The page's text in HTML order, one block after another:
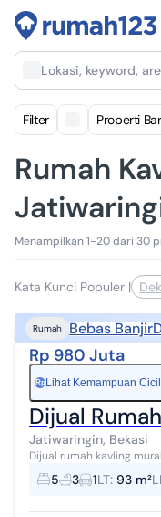
Lokasi, keyword,
Filter Properti
Rumah
Menampilkan 1-20 dari 30
Kata Kunci Populer |
Rumah Bebas Banjir
Rp 980 Juta
Rp Lihat Kemampuan
Dijual
Jatiwaringin, Bekasi
Dijual rumah kavling
Spesifikasi : Luas tanah : 93 m2 Luas bangunan : 186 m2 Kamar tidur
: 5 Kamar ma...
5 3 1LT: 93 m²